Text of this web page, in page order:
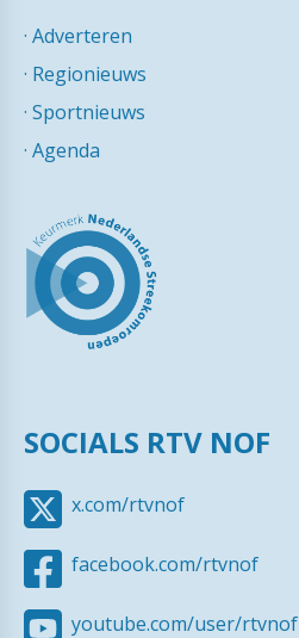
· Adverteren
· Regionieuws
· Sportnieuws
· Agenda
SOCIALS RTV NOF
x.com/rtvnof
facebook.com/rtvnof
youtube.com/user/rtvnof